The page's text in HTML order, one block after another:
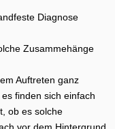
Diagnose
Zusammehänge
Auftreten ganz
finden sich einfach
ob es solche